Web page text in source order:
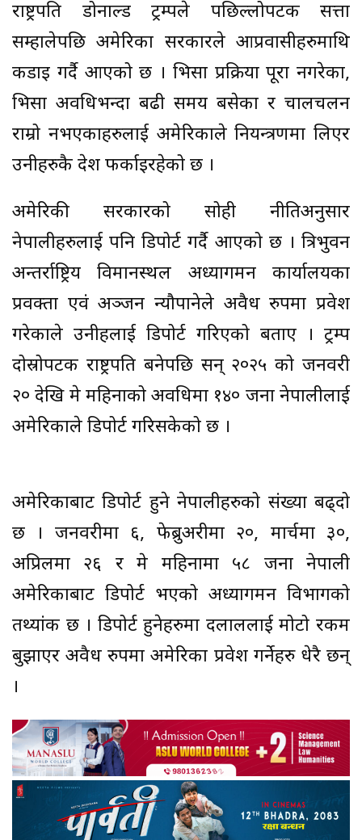
राष्ट्रपति डोनाल्ड ट्रम्पले पछिल्लोपटक सत्ता
सम्हालेपछि अमेरिका सरकारले आप्रवासीहरुमाथि
कडाइ गर्दै आएको छ । भिसा प्रक्रिया पूरा नगरेका,
भिसा अवधिभन्दा बढी समय बसेका र चालचलन
राम्रो नभएकाहरुलाई अमेरिकाले नियन्त्रणमा लिएर
उनीहरुकै देश फर्काइरहेको छ ।
अमेरिकी सरकारको सोही नीतिअनुसार
नेपालीहरुलाई पनि डिपोर्ट गर्दै आएको छ । त्रिभुवन
अन्तर्राष्ट्रिय विमानस्थल अध्यागमन कार्यालयका
प्रवक्ता एवं अञ्जन न्यौपानेले अवैध रुपमा प्रवेश
गरेकाले उनीहरूलाई डिपोर्ट गरिएको बताए । ट्रम्प
दोस्रोपटक राष्ट्रपति बनेपछि सन् २०२५ को जनवरी
२० देखि मे महिनाको अवधिमा १४० जना नेपालीलाई
अमेरिकाले डिपोर्ट गरिसकेको छ ।
अमेरिकाबाट डिपोर्ट हुने नेपालीहरुको संख्या बढ्दो
छ । जनवरीमा ६, फेब्रुअरीमा २०, मार्चमा ३०,
अप्रिलमा २६ र मे महिनामा ५८ जना नेपाली
अमेरिकाबाट डिपोर्ट भएको अध्यागमन विभागको
तथ्यांक छ । डिपोर्ट हुनेहरुमा दलाललाई मोटो रकम
बुझाएर अवैध रुपमा अमेरिका प्रवेश गर्नेहरु धेरै छन्
।